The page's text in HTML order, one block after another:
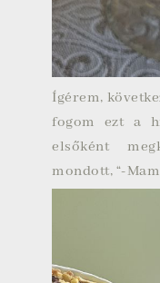
Ígérem,
fogom ezt a
elsőként
mondott, “-